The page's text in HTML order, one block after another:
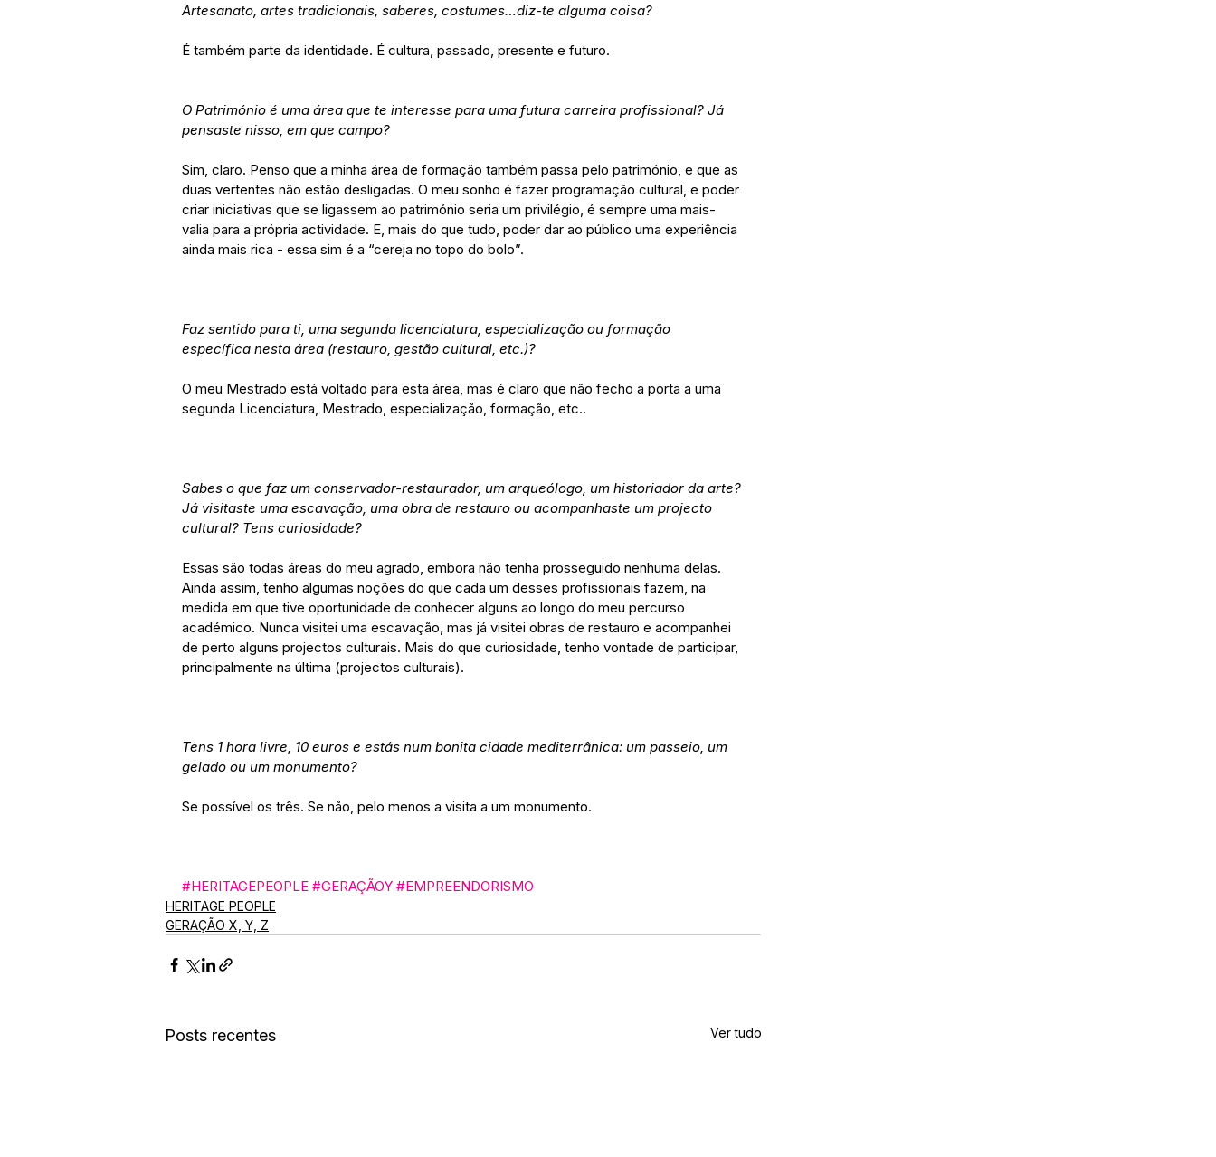
Artesanato, artes tradicionais, saberes, costumes…diz-te alguma coisa?
É também parte da identidade. É cultura, passado, presente e futuro.
O Património é uma área que te interesse para uma futura carreira profissional? Já
pensaste nisso, em que campo?
Sim, claro. Penso que a minha área de formação também passa pelo património, e que as
duas vertentes não estão desligadas. O meu sonho é fazer programação cultural, e poder
criar iniciativas que se ligassem ao património seria um privilégio, é sempre uma mais-
valia para a própria actividade. E, mais do que tudo, poder dar ao público uma experiência
ainda mais rica - essa sim é a “cereja no topo do bolo”.
Faz sentido para ti, uma segunda licenciatura, especialização ou formação
específica nesta área (restauro, gestão cultural, etc.)?
O meu Mestrado está voltado para esta área, mas é claro que não fecho a porta a uma
segunda Licenciatura, Mestrado, especialização, formação, etc..
Sabes o que faz um conservador-restaurador, um arqueólogo, um historiador da arte?
Já visitaste uma escavação, uma obra de restauro ou acompanhaste um projecto
cultural? Tens curiosidade?
Essas são todas áreas do meu agrado, embora não tenha prosseguido nenhuma delas.
Ainda assim, tenho algumas noções do que cada um desses profissionais fazem, na
medida em que tive oportunidade de conhecer alguns ao longo do meu percurso
académico. Nunca visitei uma escavação, mas já visitei obras de restauro e acompanhei
de perto alguns projectos culturais. Mais do que curiosidade, tenho vontade de participar,
principalmente na última (projectos culturais).
Tens 1 hora livre, 10 euros e estás num bonita cidade mediterrânica: um passeio, um
gelado ou um monumento?
Se possível os três. Se não, pelo menos a visita a um monumento.
#HERITAGEPEOPLE #GERAÇÃOY #EMPREENDORISMO
HERITAGE PEOPLE
GERAÇÃO X, Y, Z
Posts recentes Ver tudo